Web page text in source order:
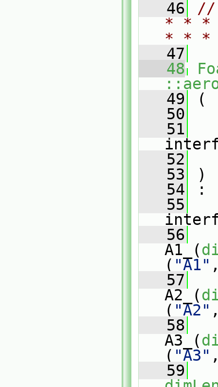
   46
//
* * *
* *
   47
   48
   49
(
   50
   51
   52
   53
)
   54
:
   55
   56
A1_(
( "A1"
   57
A2_(
( "A2"
   58
A3_(
( "A3"
   59